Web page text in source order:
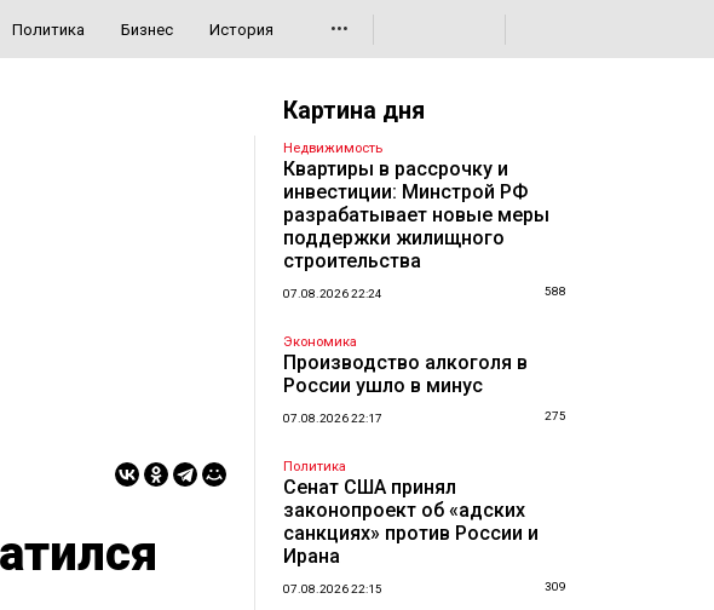
Политика Бизнес История •••
Картина дня
Недвижимость
Квартиры в рассрочку и
инвестиции: Минстрой РФ
разрабатывает новые меры
поддержки жилищного
строительства
07.08.2026 22:24 588
Экономика
Производство алкоголя в
России ушло в минус
07.08.2026 22:17 275
Политика
Сенат США принял
законопроект об «адских
санкциях» против России и
Ирана
07.08.2026 22:15 309